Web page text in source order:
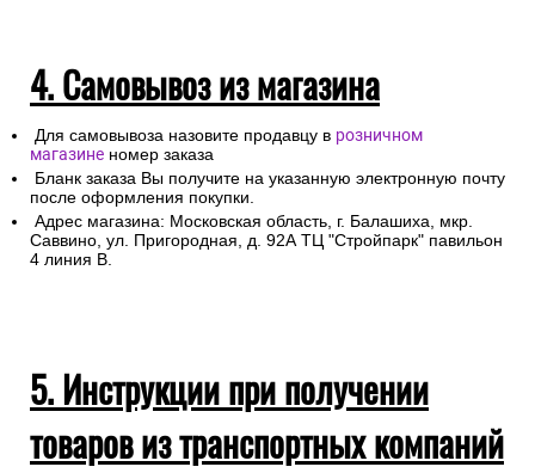
4. Самовывоз из магазина
Для самовывоза назовите продавцу в розничном
магазине номер заказа
Бланк заказа Вы получите на указанную электронную почту
после оформления покупки.
Адрес магазина: Московская область, г. Балашиха, мкр.
Саввино, ул. Пригородная, д. 92А ТЦ "Стройпарк" павильон
4 линия В.
5. Инструкции при получении
товаров из транспортных компаний